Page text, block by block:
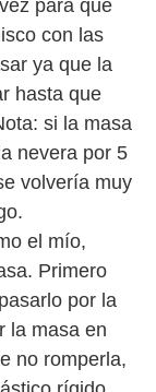
para que
con las
ya que la
hasta que
si la masa
nevera por 5
volvería muy
el mío,
Primero
por la
la masa en
no romperla,